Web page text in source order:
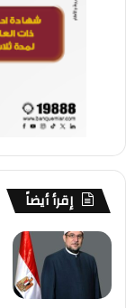
إقرأ أيضاً